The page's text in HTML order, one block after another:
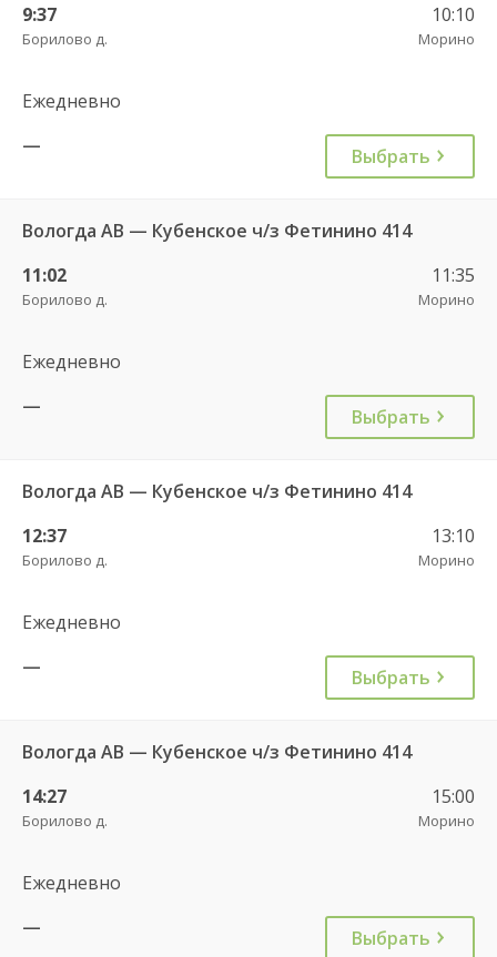
9:37
Борилово д.
10:10
Морино
Ежедневно
—
Выбрать
Вологда АВ — Кубенское ч/з Фетинино 414
11:02
Борилово д.
11:35
Морино
Ежедневно
—
Выбрать
Вологда АВ — Кубенское ч/з Фетинино 414
12:37
Борилово д.
13:10
Морино
Ежедневно
—
Выбрать
Вологда АВ — Кубенское ч/з Фетинино 414
14:27
Борилово д.
15:00
Морино
Ежедневно
—
Выбрать